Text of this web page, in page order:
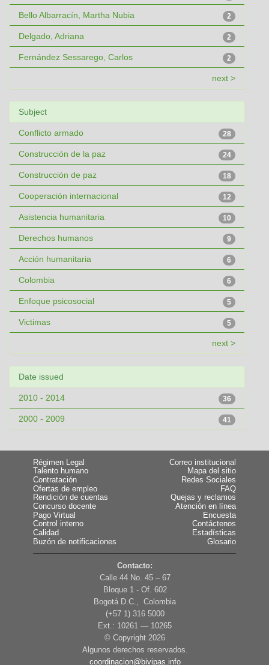
2
Bello Albarracín, Martha Nubia
2
Delgado, Adriana
2
Fernández Sessarego, Carlos
next >
Subject
28
Conflicto armado
24
Construcción de la paz
18
Construcción de paz
12
Cooperación internacional
10
Asistencia humanitaria
9
Derechos humanos
6
Acción humanitaria
6
Colombia
5
Enfoque psicosocial
5
Victimas
next >
Date issued
36
2010 - 2014
41
2000 - 2009
Régimen Legal
Talento humano
Contratación
Ofertas de empleo
Rendición de cuentas
Concurso docente
Pago Virtual
Control interno
Calidad
Buzón de notificaciones
Correo institucional
Mapa del sitio
Redes Sociales
FAQ
Quejas y reclamos
Atención en línea
Encuesta
Contáctenos
Estadísticas
Glosario
Contacto:
Calle 44 No. 45 – 67
Bloque 1 - Of. 602
Bogotá D.C., Colombia
(+57 1) 316 5000
Ext.: 10261 — 10265
© Copyright 2026
Algunos derechos reservados.
coordinacion@bivipas.info